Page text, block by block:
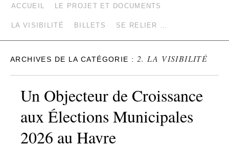
ACCUEIL LE PROJET ET DOCUMENTS
LA VISIBILITÉ BILLETS SE RELIER …
ARCHIVES DE LA CATÉGORIE : 2. LA VISIBILITÉ
Un Objecteur de Croissance
aux Élections Municipales
2026 au Havre